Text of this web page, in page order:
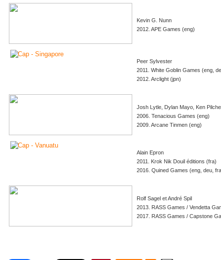
Kevin G. Nunn
2012. APE Games (eng)
Peer Sylvester
2011. White Goblin Games (eng,
2012. Arclight (jpn)
Josh Lytle, Dylan Mayo, Ken
2006. Tenacious Games (eng)
2009. Arcane Tinmen (eng)
Alain Epron
2011. Krok Nik Douil éditions (fra)
2016. Quined Games (eng, deu,
Rolf Sagel et André Spil
2013. RASS Games / Vendetta
2017. RASS Games / Capstone